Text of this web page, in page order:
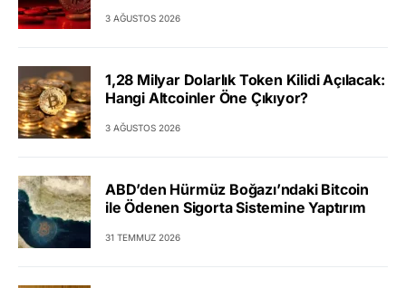
3 AĞUSTOS 2026
1,28 Milyar Dolarlık Token Kilidi Açılacak:
Hangi Altcoinler Öne Çıkıyor?
3 AĞUSTOS 2026
ABD’den Hürmüz Boğazı’ndaki Bitcoin
ile Ödenen Sigorta Sistemine Yaptırım
31 TEMMUZ 2026